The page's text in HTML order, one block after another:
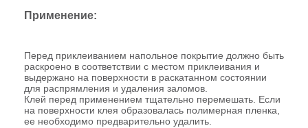
Применение:
Перед приклеиванием напольное покрытие должно быть
раскроено в соответствии с местом приклеивания и
выдержано на поверхности в раскатанном состоянии
для распрямления и удаления заломов.
Клей перед применением тщательно перемешать. Если
на поверхности клея образовалась полимерная пленка,
ее необходимо предварительно удалить.